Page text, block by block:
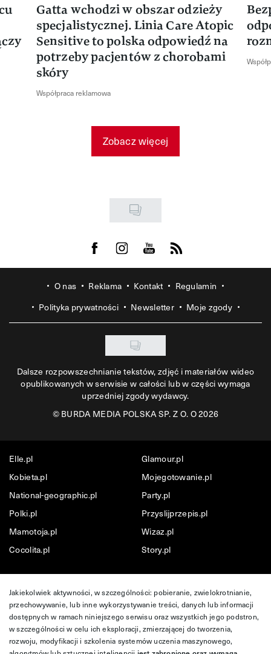
Gatta wchodzi w obszar odzieży
specjalistycznej. Linia Care Atopic
Sensitive to polska odpowiedź na
potrzeby pacjentów z chorobami
skóry
Współpraca reklamowa
Zobacz więcej
Visit us on Facebook
Visit us on Instagram
Visit us on Youtube
Visit us on Rss
O nas Reklama Kontakt
Regulamin
Polityka prywatności
Newsletter Moje zgody
Dalsze rozpowszechnianie tekstów, zdjęć i materiałów wideo
opublikowanych w serwisie w całości lub w części wymaga
uprzedniej zgody wydawcy.
©BURDA MEDIA POLSKA SP. Z O. O 2026
Elle.pl
Glamour.pl
Kobieta.pl
Mojegotowanie.pl
National-geographic.pl
Party.pl
Polki.pl
Przyslijprzepis.pl
Mamotoja.pl
Wizaz.pl
Cocolita.pl
Story.pl
Jakiekolwiek aktywności, w szczególności: pobieranie, zwielokrotnianie,
przechowywanie, lub inne wykorzystywanie treści, danych lub informacji
dostępnych w ramach niniejszego serwisu oraz wszystkich jego podstron,
w szczególności w celu ich eksploracji, zmierzającej do tworzenia,
rozwoju, modyfikacji i szkolenia systemów uczenia maszynowego,